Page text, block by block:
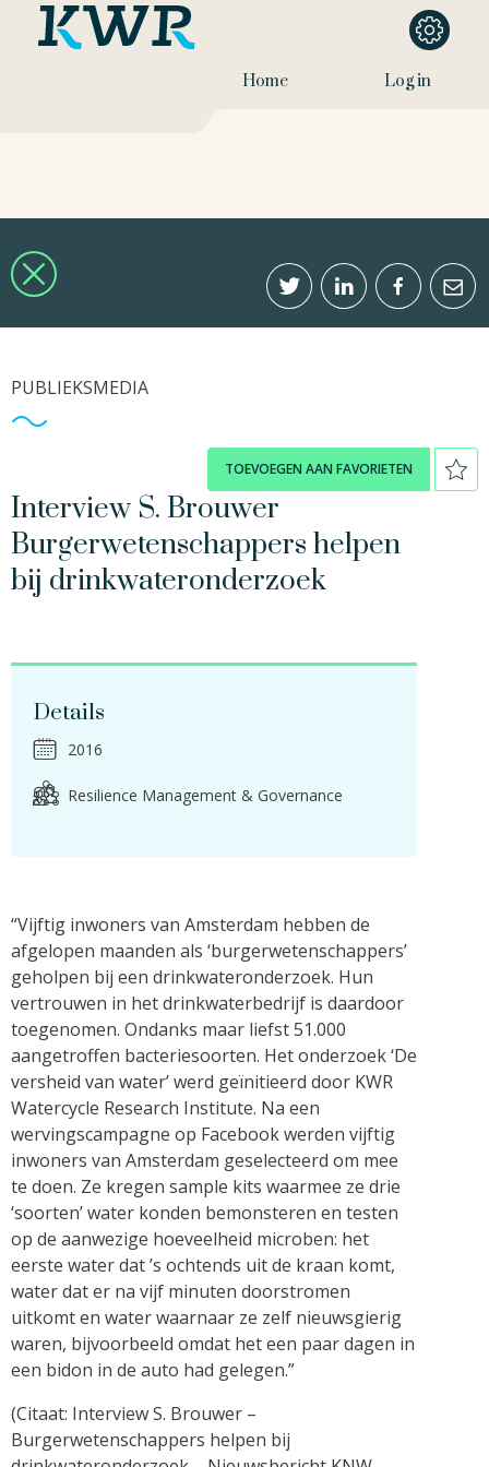
Home Log in
PUBLIEKSMEDIA
TOEVOEGEN AAN FAVORIETEN
Interview S. Brouwer
Burgerwetenschappers helpen
bij drinkwateronderzoek
Details
2016
Resilience Management & Governance
“Vijftig inwoners van Amsterdam hebben de
afgelopen maanden als ‘burgerwetenschappers’
geholpen bij een drinkwateronderzoek. Hun
vertrouwen in het drinkwaterbedrijf is daardoor
toegenomen. Ondanks maar liefst 51.000
aangetroffen bacteriesoorten. Het onderzoek ‘De
versheid van water’ werd geïnitieerd door KWR
Watercycle Research Institute. Na een
wervingscampagne op Facebook werden vijftig
inwoners van Amsterdam geselecteerd om mee
te doen. Ze kregen sample kits waarmee ze drie
‘soorten’ water konden bemonsteren en testen
op de aanwezige hoeveelheid microben: het
eerste water dat ’s ochtends uit de kraan komt,
water dat er na vijf minuten doorstromen
uitkomt en water waarnaar ze zelf nieuwsgierig
waren, bijvoorbeeld omdat het een paar dagen in
een bidon in de auto had gelegen.”
(Citaat: Interview S. Brouwer –
Burgerwetenschappers helpen bij